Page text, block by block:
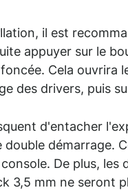
il est
appuyer sur le
Cela ouvrira
des drivers, puis
d'entacher
double démarrage.
De plus,
3,5 mm ne seront